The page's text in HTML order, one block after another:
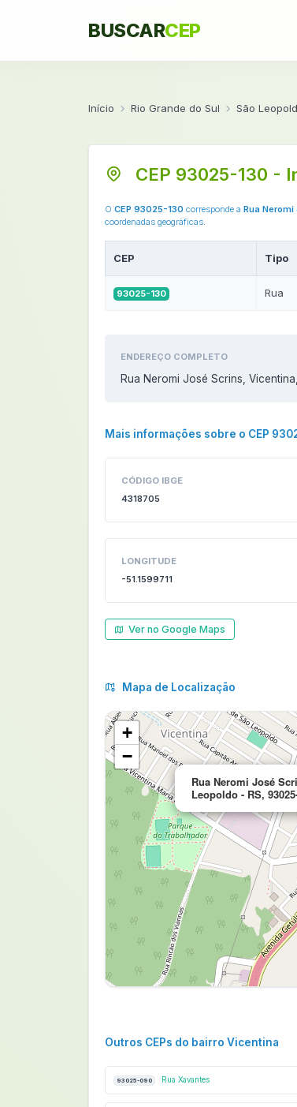
BUSCARCEP
Início Rio Grande do Sul São
CEP 93025-130 -
O CEP 93025-130 corresponde a Rua
coordenadas geográficas.
CEP Tipo
93025-130 Rua
ENDEREÇO COMPLETO
Rua Neromi José Scrins,
Mais informações sobre o CEP
CÓDIGO IBGE
4318705
LONGITUDE
-51.1599711
Ver no Google Maps
Mapa de Localização
Rua Neromi José
Leopoldo - RS,
+
−
Outros CEPs do bairro Vicentina
93025-090 Rua Xavantes